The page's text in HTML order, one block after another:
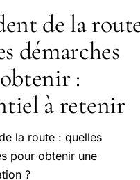
de la
démarches
:
à retenir
la route : quelles
pour obtenir une
?